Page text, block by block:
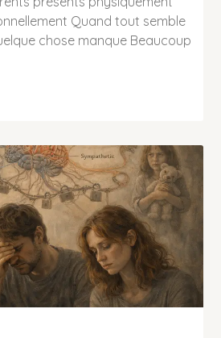
Quand tout semble
chose manque Beaucoup